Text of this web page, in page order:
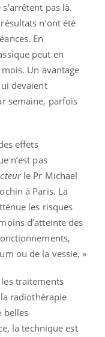
pas là.
n’ont été
En
peut en
Un avantage
devaient
semaine, parfois
effets
n’est pas
le Pr Michael
à Paris. La
les risques
d’atteinte des
ou de la vessie. »
les traitements
radiothérapie
belles
la technique est